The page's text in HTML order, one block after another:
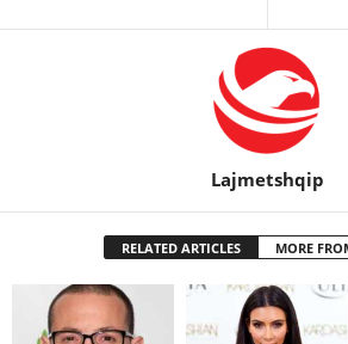
Lajmetshqip
RELATED ARTICLES MORE